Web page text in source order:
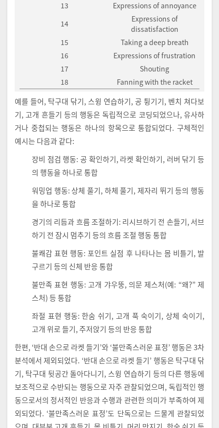
13
Expressions of annoyance
14
Expressions of
dissatisfaction
15
Taking a deep breath
16
Expressions of frustration
17
Shouting
18
Fanning with the racket
예를 들어, 탁구대 닦기, 스윙 연습하기, 공 튕기기, 벤치 쳐다보
기, 고개 흔들기 등의 행동은 독립적으로 코딩되었으나, 유사하
거나 중첩되는 행동은 하나의 항목으로 통합되었다. 구체적인
예시는 다음과 같다:
장비 점검 행동: 공 확인하기, 라켓 확인하기, 러버 닦기 등
의 행동을 하나로 통합
워밍업 행동: 상체 풀기, 하체 풀기, 제자리 뛰기 등의 행동
을 하나로 통합
경기의 리듬과 흐름 조절하기: 리시브하기 전 손들기, 서브
하기 전 잠시 멈추기 등의 흐름 조절 행동 통합
불쾌감 표현 행동: 포인트 실점 후 나타나는 몸 비틀기, 발
구르기 등의 신체 반응 통합
불만족 표현 행동: 고개 갸우뚱, 의문 제스처(예: “왜?” 제
스처) 등 통합
좌절 표현 행동: 한숨 쉬기, 고개 푹 숙이기, 상체 숙이기,
고개 위로 들기, 주저앉기 등의 반응 통합
한편, ‘반대 손으로 라켓 들기’와 ‘불만족스러운 표정’ 행동은 3차
분석에서 제외되었다. ‘반대 손으로 라켓 들기’ 행동은 탁구대 닦
기, 탁구대 뒷공간 돌아다니기, 스윙 연습하기 등의 다른 행동에
보조적으로 수반되는 행동으로 자주 관찰되었으며, 독립적인 행
동으로서의 정서적인 반응과 수행과 관련한 의미가 부족하여 제
외되었다. ‘불만족스러운 표정’도 단독으로는 드물게 관찰되었